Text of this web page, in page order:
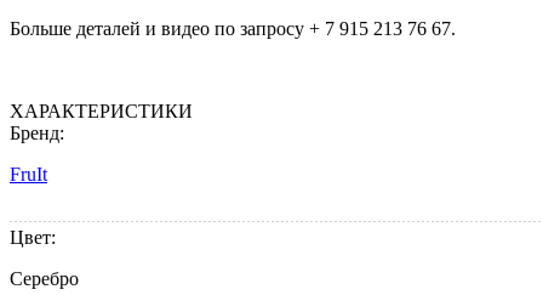
Больше деталей и видео по запросу + 7 915 213 76 67.
ХАРАКТЕРИСТИКИ
Бренд:
FruIt
Цвет:
Серебро